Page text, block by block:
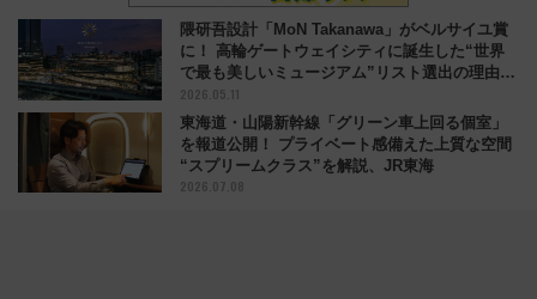
隈研吾設計「MoN Takanawa」がベルサイユ賞
に！ 高輪ゲートウェイシティに誕生した“世界
で最も美しいミュージアム”リスト選出の理由と
は？
2026.05.11
東海道・山陽新幹線「グリーン車上回る個室」
を報道公開！ プライベート感備えた上質な空間
“スプリームクラス”を解説、JR東海
2026.07.08